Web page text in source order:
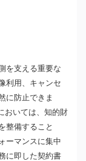
を支える重要な
利用、キャンセ
に防止できま
おいては、知的財
整備すること
ーマンスに集中
に即した契約書